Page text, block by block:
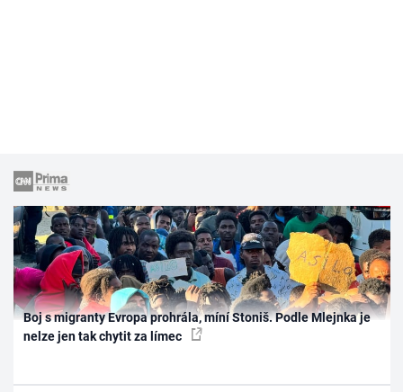
Boj s migranty Evropa prohrála, míní Stoniš. Podle Mlejnka je
nelze jen tak chytit za límec